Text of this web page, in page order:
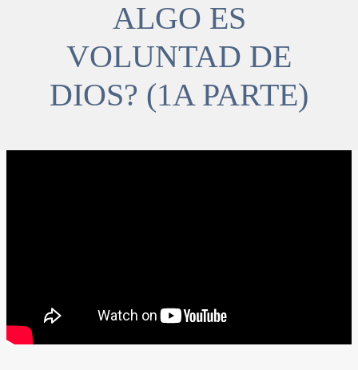
ALGO ES
VOLUNTAD DE
DIOS? (1A PARTE)